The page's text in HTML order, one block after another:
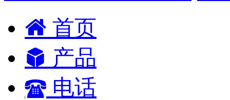
首页
产品
电话